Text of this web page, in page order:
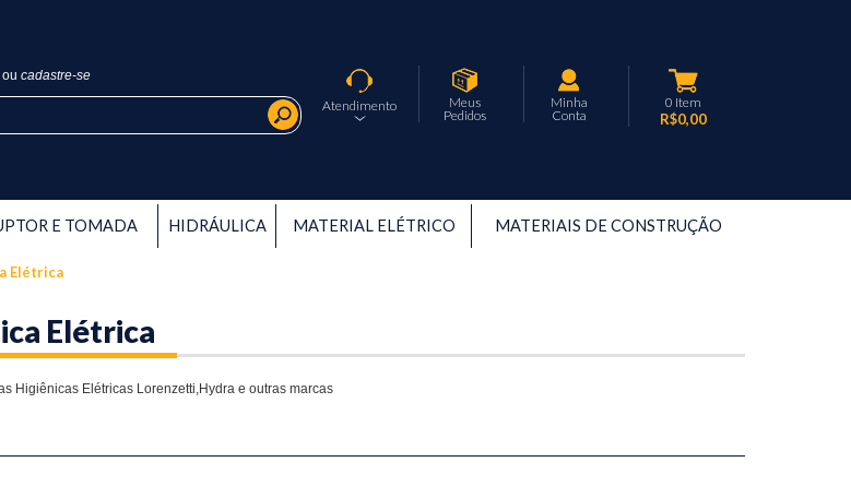
ou cadastre-se
Atendimento
Meus
Pedidos
Minha
Conta
0 Item
R$0,00
E TOMADA HIDRÁULICA MATERIAL ELÉTRICO MATERIAIS DE CONSTRUÇÃO
Elétrica
Elétrica
Higiênicas Elétricas Lorenzetti,Hydra e outras marcas